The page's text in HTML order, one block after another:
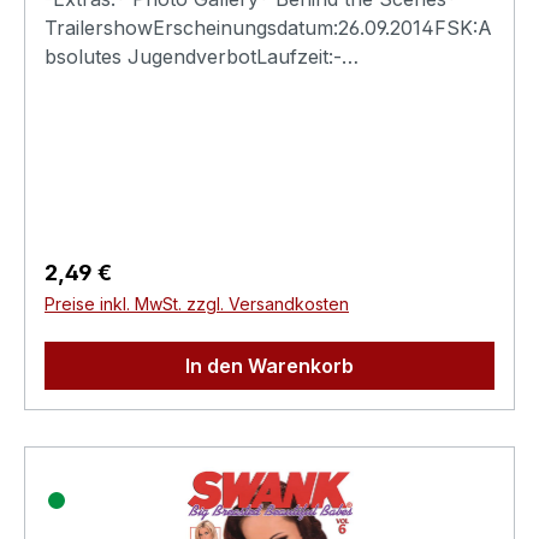
TrailershowErscheinungsdatum:26.09.2014FSK:A
bsolutes JugendverbotLaufzeit:-
tionen:Swank XXX
Regulärer Preis:
2,49 €
Preise inkl. MwSt. zzgl. Versandkosten
In den Warenkorb